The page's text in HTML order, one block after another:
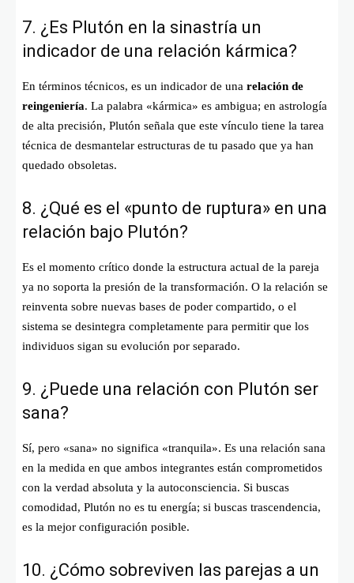
7. ¿Es Plutón en la sinastría un
indicador de una relación kármica?
En términos técnicos, es un indicador de una relación de
reingeniería. La palabra «kármica» es ambigua; en astrología
de alta precisión, Plutón señala que este vínculo tiene la tarea
técnica de desmantelar estructuras de tu pasado que ya han
quedado obsoletas.
8. ¿Qué es el «punto de ruptura» en una
relación bajo Plutón?
Es el momento crítico donde la estructura actual de la pareja
ya no soporta la presión de la transformación. O la relación se
reinventa sobre nuevas bases de poder compartido, o el
sistema se desintegra completamente para permitir que los
individuos sigan su evolución por separado.
9. ¿Puede una relación con Plutón ser
sana?
Sí, pero «sana» no significa «tranquila». Es una relación sana
en la medida en que ambos integrantes están comprometidos
con la verdad absoluta y la autoconsciencia. Si buscas
comodidad, Plutón no es tu energía; si buscas trascendencia,
es la mejor configuración posible.
10. ¿Cómo sobreviven las parejas a un